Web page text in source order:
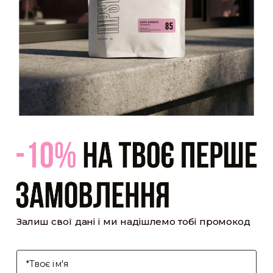
Закрити
Акаунт створено
Ви зареєструвалися на сайтіHipster.coffeeroasters і вже
можете користуватися особистим кабінетом, щоб отримувати
знижки та відстежувати історію замовлень!
[cf7form cf7key="wholesale-popup"]
Обсмажування кави
Залиш свої дані і ми надішлемо тобі промокод
І'мя